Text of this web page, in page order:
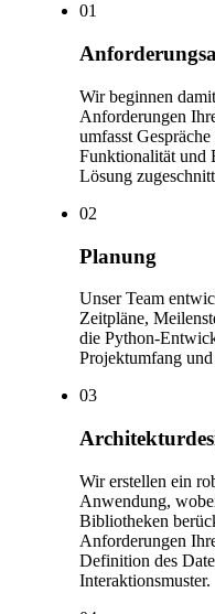
01
Wir beginnen
Anforderungen
umfasst
Funktionalität und
Lösung
02
Planung
Unser Team
Zeitpläne,
die Python-
Projektumfang
03
Wir erstellen ein
Anwendung,
Bibliotheken
Anforderungen
Definition des
Interaktionsmuster.